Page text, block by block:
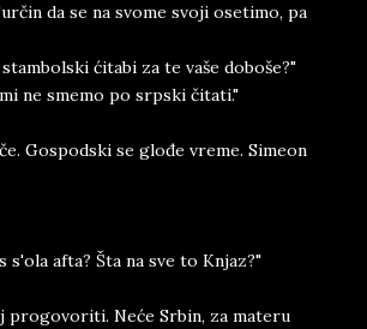
da se na svome svoji osetimo, pa
ćitabi za te vaše doboše?"
ne smemo po srpski čitati."
Gospodski se glođe vreme. Simeon
afta? Šta na sve to Knjaz?"
progovoriti. Neće Srbin, za materu